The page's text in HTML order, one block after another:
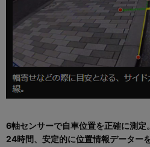
6軸センサーで自車位置を正確に測定。
24時間、安定的に位置情報データー